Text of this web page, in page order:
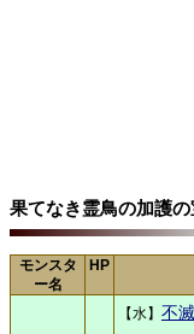
果てなき霊鳥の加護
モンスタ
ー名
HP
【水】 不